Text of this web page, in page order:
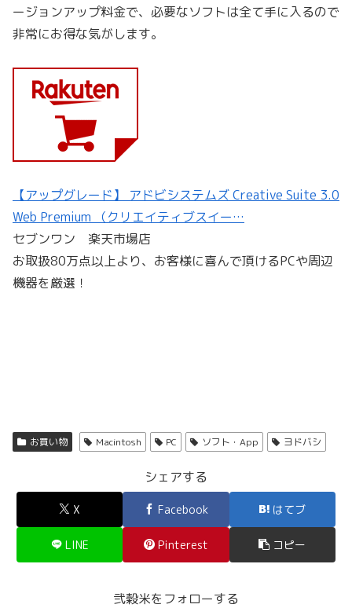
ージョンアップ料金で、必要なソフトは全て手に入るので
非常にお得な気がします。
【アップグレード】 アドビシステムズ Creative Suite 3.0
Web Premium （クリエイティブスイー…
セブンワン 楽天市場店
お取扱80万点以上より、お客様に喜んで頂けるPCや周辺
機器を厳選！
お買い物 Macintosh PC ソフト・App ヨドバシ
シェアする
X Facebook はてブ
LINE Pinterest コピー
弐穀米をフォローする